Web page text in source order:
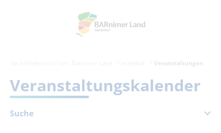
Veranstaltungen
Veranstaltungskalender
Suche